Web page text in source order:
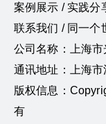
案例展示 / 实践分
联系我们 / 同一个
公司名称：上海
通讯地址：上海
版权信息：
有